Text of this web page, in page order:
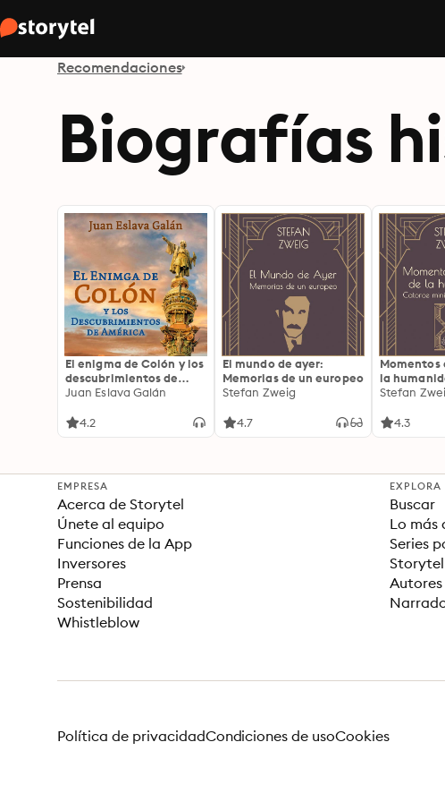
Recomendaciones
Biografías
El enigma de Colón y los
descubrimientos de
América
Juan Eslava Galán
4.2
El mundo de ayer:
Memorias de un europeo
Stefan Zweig
4.7
Momentos
la
Stefan
4.3
EMPRESA
Acerca de Storytel
Únete al equipo
Funciones de la App
Inversores
Prensa
Sostenibilidad
Whistleblow
EXPLORA
Buscar
Lo más
Series
Autores
Política de privacidadCondiciones de usoCookies